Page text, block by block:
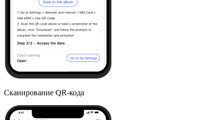
Сканирование QR-кода